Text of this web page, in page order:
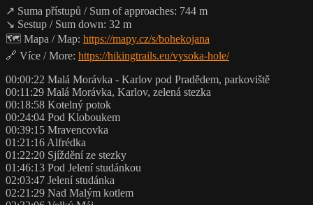
↗️ Suma přístupů / Sum of approaches: 744 m
↘️ Sestup / Sum down: 32 m
🗺️ Mapa / Map: https://mapy.cz/s/bohekojana
🔗 Více / More: https://hikingtrails.eu/vysoka-hole/
00:00:22 Malá Morávka - Karlov pod Pradědem, parkoviště
00:11:29 Malá Morávka, Karlov, zelená stezka
00:18:58 Kotelný potok
00:24:04 Pod Kloboukem
00:39:15 Mravencovka
01:21:16 Alfrédka
01:22:20 Sjíždění ze stezky
01:46:13 Pod Jelení studánkou
02:03:47 Jelení studánka
02:21:29 Nad Malým kotlem